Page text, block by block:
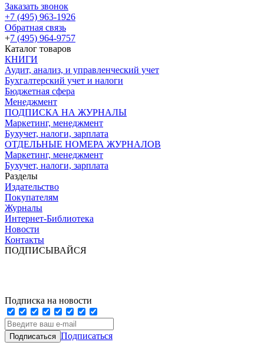
Заказать звонок
+7 (495) 963-1926
Обратная связь
+7 (495) 964-9757
Каталог товаров
КНИГИ
Аудит, анализ, и управленческий учет
Бухгалтерский учет и налоги
Бюджетная сфера
Менеджмент
ПОДПИСКА НА ЖУРНАЛЫ
Маркетинг, менеджмент
Бухучет, налоги, зарплата
ОТДЕЛЬНЫЕ НОМЕРА ЖУРНАЛОВ
Маркетинг, менеджмент
Бухучет, налоги, зарплата
Разделы
Издательство
Покупателям
Журналы
Интернет-Библиотека
Новости
Контакты
ПОДПИСЫВАЙСЯ
Подписка на новости
Подписаться